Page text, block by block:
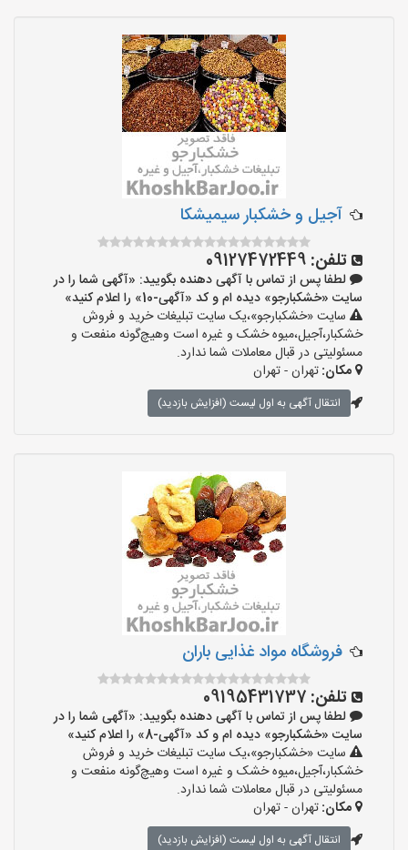
آجیل و خشکبار سیمیشکا
تلفن: 09127472449
لطفا پس از تماس با آگهی دهنده بگویید: «آگهی شما را در
سایت «خشکبارجو» دیده ام و کد «آگهی-10» را اعلام کنید»
سایت «خشکبارجو»،یک سایت تبلیغات خرید و فروش
خشکبار،آجیل،میوه خشک و غیره است وهیچ‌گونه منفعت و
مسئولیتی در قبال معاملات شما ندارد.
مکان:تهران - تهران
انتقال آگهی به اول لیست (افزایش بازدید)
فروشگاه مواد غذایی باران
تلفن: 09195431737
لطفا پس از تماس با آگهی دهنده بگویید: «آگهی شما را در
سایت «خشکبارجو» دیده ام و کد «آگهی-8» را اعلام کنید»
سایت «خشکبارجو»،یک سایت تبلیغات خرید و فروش
خشکبار،آجیل،میوه خشک و غیره است وهیچ‌گونه منفعت و
مسئولیتی در قبال معاملات شما ندارد.
مکان:تهران - تهران
انتقال آگهی به اول لیست (افزایش بازدید)